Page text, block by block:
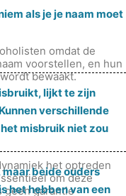
als je je naam moet
omdat de
voorstellen, en hun
bewaakt.
lijkt te zijn
verschillende
misbruik niet zou
het optreden
om deze
geen garantie
beide ouders
het hebben van een